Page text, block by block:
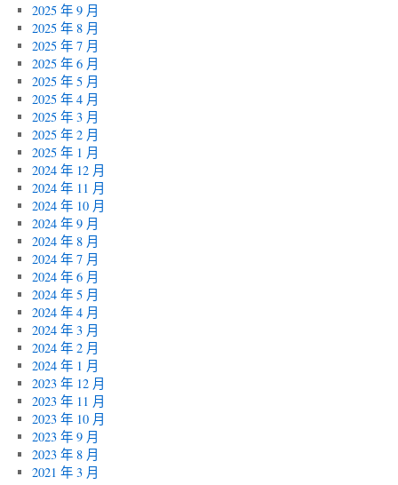
2025 年 9 月
2025 年 8 月
2025 年 7 月
2025 年 6 月
2025 年 5 月
2025 年 4 月
2025 年 3 月
2025 年 2 月
2025 年 1 月
2024 年 12 月
2024 年 11 月
2024 年 10 月
2024 年 9 月
2024 年 8 月
2024 年 7 月
2024 年 6 月
2024 年 5 月
2024 年 4 月
2024 年 3 月
2024 年 2 月
2024 年 1 月
2023 年 12 月
2023 年 11 月
2023 年 10 月
2023 年 9 月
2023 年 8 月
2021 年 3 月